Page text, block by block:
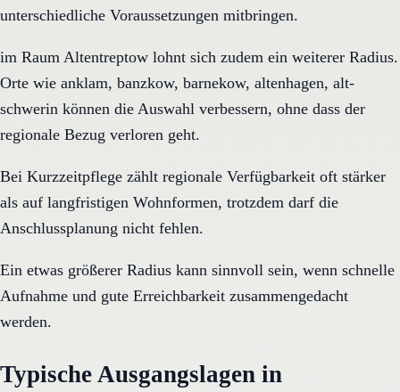
unterschiedliche Voraussetzungen mitbringen.
im Raum Altentreptow lohnt sich zudem ein weiterer Radius.
Orte wie anklam, banzkow, barnekow, altenhagen, alt-
schwerin können die Auswahl verbessern, ohne dass der
regionale Bezug verloren geht.
Bei Kurzzeitpflege zählt regionale Verfügbarkeit oft stärker
als auf langfristigen Wohnformen, trotzdem darf die
Anschlussplanung nicht fehlen.
Ein etwas größerer Radius kann sinnvoll sein, wenn schnelle
Aufnahme und gute Erreichbarkeit zusammengedacht
werden.
Typische Ausgangslagen in